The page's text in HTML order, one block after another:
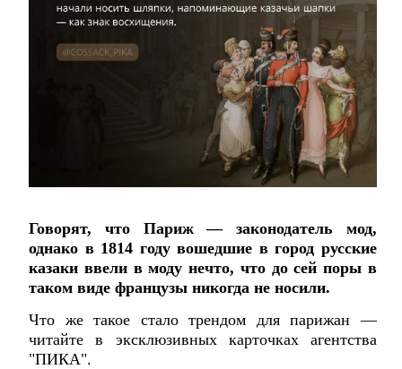
Говорят, что Париж — законодатель мод,
однако в 1814 году вошедшие в город русские
казаки ввели в моду нечто, что до сей поры в
таком виде французы никогда не носили.
Что же такое стало трендом для парижан —
читайте в эксклюзивных карточках агентства
"ПИКА".